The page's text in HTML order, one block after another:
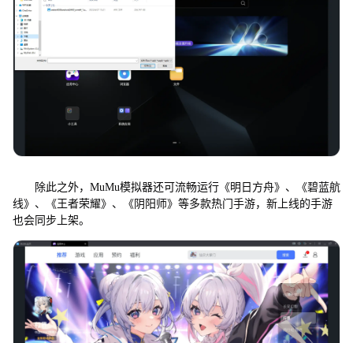
除此之外，MuMu模拟器还可流畅运行《明日方舟》、《碧蓝航
线》、《王者荣耀》、《阴阳师》等多款热门手游，新上线的手游
也会同步上架。